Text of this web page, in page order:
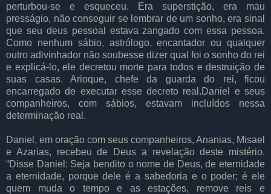
perturbou-se e esqueceu. Era superstição, era mau
presságio, não conseguir se lembrar de um sonho, era sinal
que seu deus pessoal estava zangado com essa pessoa.
Como nenhum sábio, astrólogo, encantador ou qualquer
outro adivinhador não soubesse dizer qual foi o sonho do rei
e explicá-lo, ele decretou morte para todos e destruição de
suas casas. Arioque, chefe da guarda do rei, ficou
encarregado de executar esse decreto real.Daniel e seus
companheiros, com sábios, estavam incluídos nessa
determinação real.
Daniel, em oração com seus companheiros, Ananias, Misael
e Azarias, recebeu de Deus a revelação deste mistério.
“Disse Daniel: Seja bendito o nome de Deus, de eternidade
a eternidade, porque dele é a sabedoria e o poder; é ele
quem muda o tempo e as estações, remove reis e